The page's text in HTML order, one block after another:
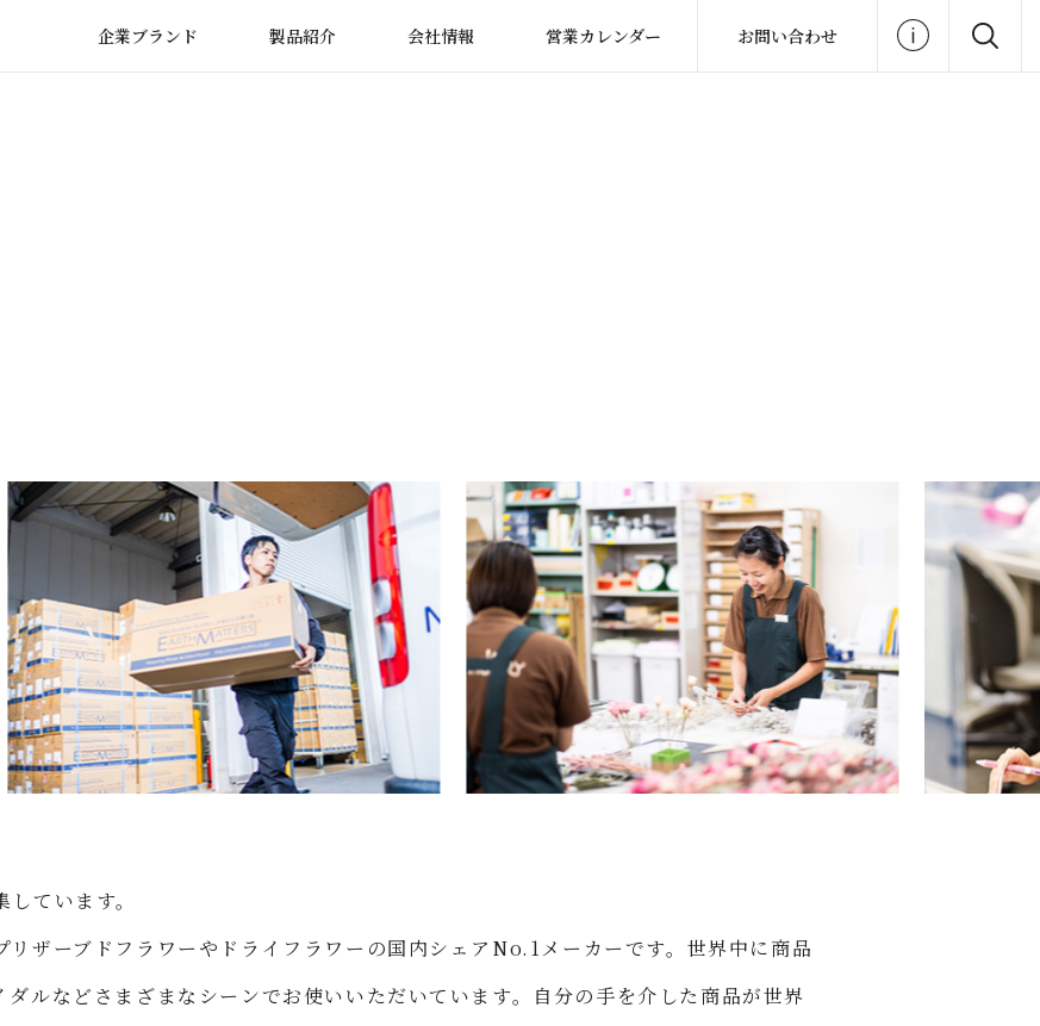
企業ブランド 製品紹介 会社情報 営業カレンダー お問い合わせ
ています。
ザーブドフラワーやドライフラワーの国内シェアNo.1メーカーです。世界中に商品
ルなどさまざまなシーンでお使いいただいています。自分の手を介した商品が世界